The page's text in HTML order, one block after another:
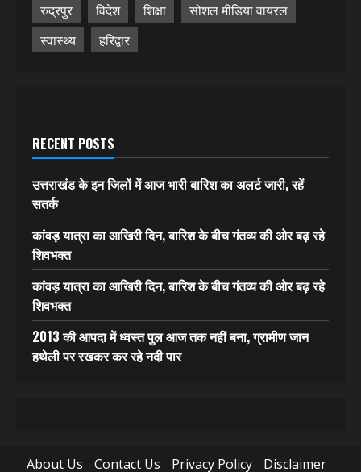
रुद्रपुर
विदेश शिक्षा
सोशल मीडिया वायरल
स्वास्थ्य
हरिद्वार
RECENT POSTS
उत्तराखंड के इन जिलों में आज भारी बारिश का अलर्ट जारी, रहें
सतर्क
कांवड़ यात्रा का आखिरी दिन, बारिश के बीच गंतव्य की ओर बढ़ रहे
शिवभक्त
कांवड़ यात्रा का आखिरी दिन, बारिश के बीच गंतव्य की ओर बढ़ रहे
शिवभक्त
2013 की आपदा में ध्वस्त पुल आज तक नहीं बना, ग्रामीण जान
हथेली पर रखकर कर रहे नदी पार
About Us Contact Us Privacy Policy Disclaimer